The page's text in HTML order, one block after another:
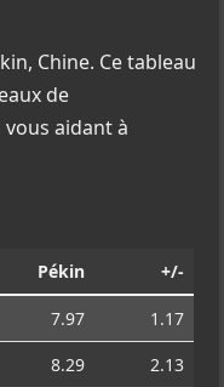
Chine. Ce tableau
de
aidant à
Pékin +/-
7.97
1.17
8.29
2.13